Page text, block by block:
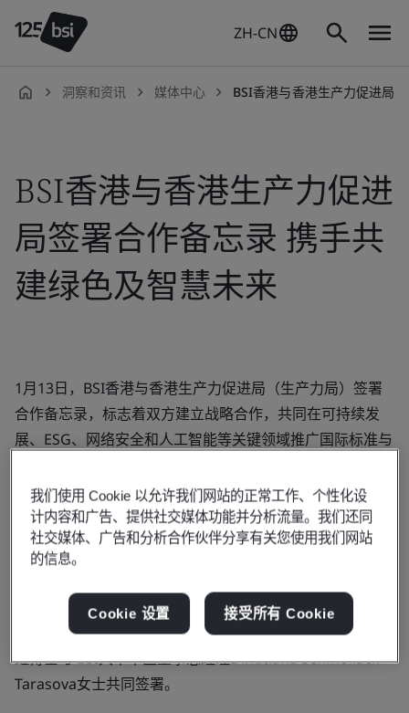
ZH-CN
洞察和资讯 媒体中心 BSI香港与香港生产力促进局签署合作
BSI香港与香港生产力促进
局签署合作备忘录 携手共
建绿色及智慧未来
1月13日，BSI香港与香港生产力促进局（生产力局）签署
合作备忘录，标志着双方建立战略合作，共同在可持续发
展、ESG、网络安全和人工智能等关键领域推广国际标准与
所应用，同时着重于增强企业的国际化专业能力，特别是有
意出海的内地企业，协助其深入理解并适应国际规则与实
践，从而提升竞争力、实现合规以及驱动可持续增长。
力局首席创新总监都永海先生及 BSI 亚太区高级副总裁林劲
先生共同见证下，由生产力局绿色生活与创新部总经理蔡剑
虹博士与 BSI大中华区董事总经理Dr.Tatiana Schmollack-
Tarasova女士共同签署。
我们使用 Cookie 以允许我们网站的正常工作、个性化设
计内容和广告、提供社交媒体功能并分析流量。我们还同
社交媒体、广告和分析合作伙伴分享有关您使用我们网站
的信息。
Cookie 设置 接受所有 Cookie